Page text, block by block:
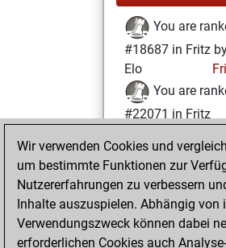
You are
#18687 in Fritz
Elo
You are
#22071 in Fritz
Donnerstag,
September 9,
You
BeautyScore of 1
Wir verwenden Cookies und
um bestimmte Funktionen zur
Nutzererfahrungen zu verbessern
Inhalte auszuspielen. Abhängig von
Verwendungszweck können dabei
erforderlichen Cookies auch